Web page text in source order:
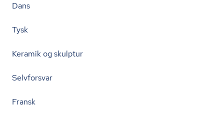
Dans
Tysk
Keramik og skulptur
Selvforsvar
Fransk